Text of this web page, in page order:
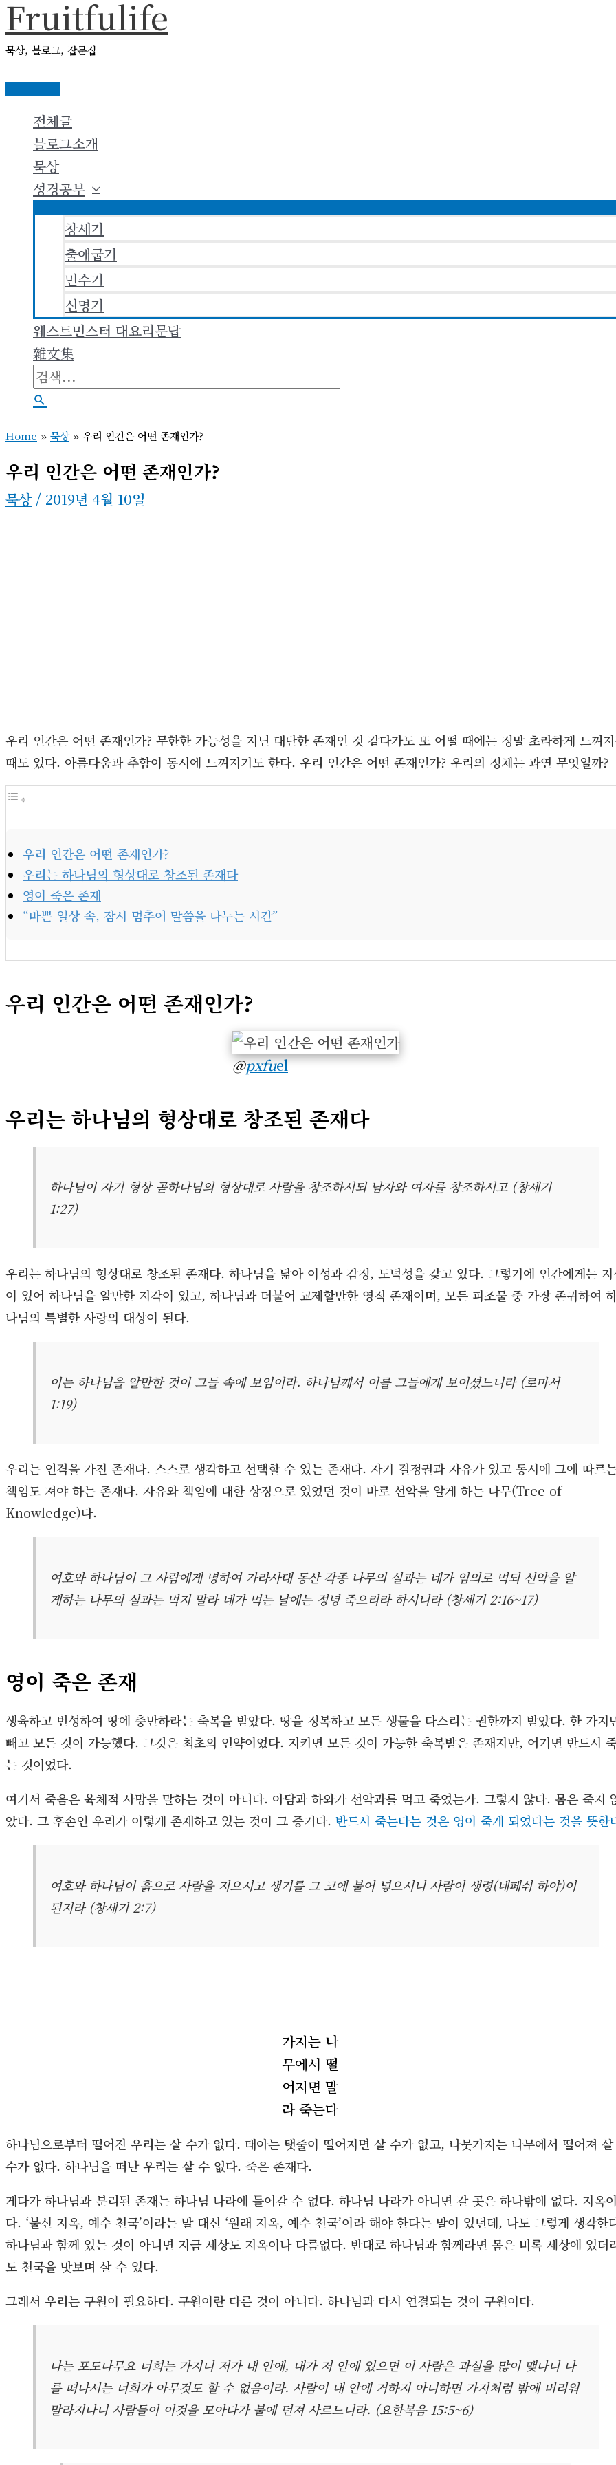
콘
텐
츠
로
Fruitfulife
묵상, 블로그, 잡문집
메
메
뉴
전체글
블로그소개
묵상
성경공부
창세기
출애굽기
민수기
신명기
웨스트민스터 대요리문답
雜文集
검
색
상
Home » 묵상» 우리 인간은 어떤 존재인가?
우리 인간은 어떤 존재인가?
묵상/ 2019년 4월 10일
우리 인간은 어떤 존재인가? 무한한 가능성을 지닌 대단한 존재인 것 같다가도 또 어떨 때에는 정말 초라하게 느껴
때도 있다. 아름다움과 추함이 동시에 느껴지기도 한다. 우리 인간은 어떤 존재인가? 우리의 정체는 과연 무엇일까?
우리 인간은 어떤 존재인가?
우리는 하나님의 형상대로 창조된 존재다
영이 죽은 존재
“바쁜 일상 속, 잠시 멈추어 말씀을 나누는 시간”
우리 인간은 어떤 존재인가?
@pxfuel
우리는 하나님의 형상대로 창조된 존재다
하나님이 자기 형상 곧하나님의 형상대로 사람을 창조하시되 남자와 여자를 창조하시고 (창세기
1:27)
우리는 하나님의 형상대로 창조된 존재다. 하나님을 닮아 이성과 감정, 도덕성을 갖고 있다. 그렇기에 인간에게는
이 있어 하나님을 알만한 지각이 있고, 하나님과 더불어 교제할만한 영적 존재이며, 모든 피조물 중 가장 존귀하여
나님의 특별한 사랑의 대상이 된다.
이는 하나님을 알만한 것이 그들 속에 보임이라. 하나님께서 이를 그들에게 보이셨느니라 (로마서
1:19)
우리는 인격을 가진 존재다. 스스로 생각하고 선택할 수 있는 존재다. 자기 결정권과 자유가 있고 동시에 그에 따르
책임도 져야 하는 존재다. 자유와 책임에 대한 상징으로 있었던 것이 바로 선악을 알게 하는 나무(Tree of
Knowledge)다.
여호와 하나님이 그 사람에게 명하여 가라사대 동산 각종 나무의 실과는 네가 임의로 먹되 선악을 알
게하는 나무의 실과는 먹지 말라 네가 먹는 날에는 정녕 죽으리라 하시니라 (창세기 2:16~17)
영이 죽은 존재
생육하고 번성하여 땅에 충만하라는 축복을 받았다. 땅을 정복하고 모든 생물을 다스리는 권한까지 받았다. 한 가지
빼고 모든 것이 가능했다. 그것은 최초의 언약이었다. 지키면 모든 것이 가능한 축복받은 존재지만, 어기면 반드시
는 것이었다.
여기서 죽음은 육체적 사망을 말하는 것이 아니다. 아담과 하와가 선악과를 먹고 죽었는가. 그렇지 않다. 몸은 죽지
았다. 그 후손인 우리가 이렇게 존재하고 있는 것이 그 증거다. 반드시 죽는다는 것은 영이 죽게 되었다는 것을 뜻한
여호와 하나님이 흙으로 사람을 지으시고 생기를 그 코에 불어 넣으시니 사람이 생령(네페쉬 하야)이
된지라 (창세기 2:7)
하나님으로부터 떨어진 우리는 살 수가 없다. 태아는 탯줄이 떨어지면 살 수가 없고, 나뭇가지는 나무에서 떨어져 살
수가 없다. 하나님을 떠난 우리는 살 수 없다. 죽은 존재다.
다. ‘불신 지옥, 예수 천국’이라는 말 대신 ‘원래 지옥, 예수 천국’이라 해야 한다는 말이 있던데, 나도 그렇게 생각한